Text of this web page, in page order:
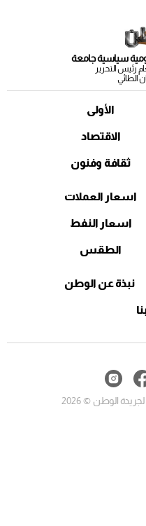
سياسية جامعة
رئيس التحرير
الطائي
الأولى
الاقتصاد
ثقافة وفنون
اسعار العملات
اسعار النفط
الطقس
نبذة عن الوطن
الوطن © 2026